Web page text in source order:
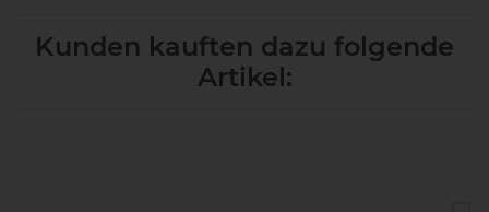
Kunden kauften dazu folgende
Artikel: